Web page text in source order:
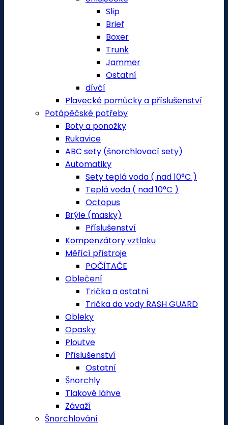
Slip
Brief
Boxer
Trunk
Jammer
Ostatní
dívčí
Plavecké pomůcky a příslušenství
Potápěčské potřeby
Boty a ponožky
Rukavice
ABC sety (šnorchlovací sety)
Automatiky
Sety teplá voda ( nad 10°C )
Teplá voda ( nad 10°C )
Octopus
Brýle (masky)
Příslušenství
Kompenzátory vztlaku
Měřící přístroje
POČÍTAČE
Oblečení
Trička a ostatní
Trička do vody RASH GUARD
Obleky
Opasky
Ploutve
Příslušenství
Ostatní
Šnorchly
Tlakové láhve
Závaží
Šnorchlování